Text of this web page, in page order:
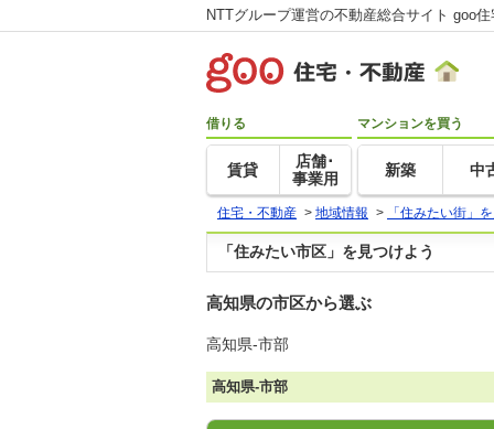
NTTグループ運営の不動産総合サイト goo
借りる
賃貸
店舗･
事業用
マンションを買う
新築 中
住宅・不動産 > 地域情報 > 「住みたい街」
「住みたい市区」を見つけよう
高知県の市区から選ぶ
高知県-市部
高知県-市部